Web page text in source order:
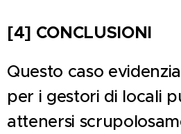
[4] CONCLUSIONI
Questo caso
per i gestori di locali
attenersi